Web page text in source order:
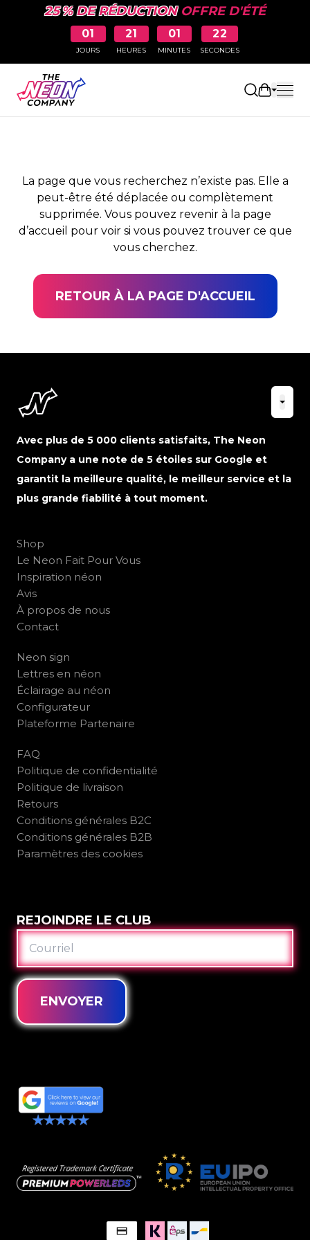
25 % DE RÉDUCTIONOFFRE D'ÉTÉ
01
JOURS
21
HEURES
01
MINUTES
22
SECONDES
Ouvrir le
PAGE NON TROUVÉE
La page que vous recherchez n’existe pas. Elle a
peut-être été déplacée ou complètement
supprimée. Vous pouvez revenir à la page
d’accueil pour voir si vous pouvez trouver ce que
vous cherchez.
RETOUR À LA PAGE D'ACCUEIL
Avec plus de 5 000 clients satisfaits, The Neon
Company a une note de 5 étoiles sur Google et
garantit la meilleure qualité, le meilleur service et la
plus grande fiabilité à tout moment.
Shop
Le Neon Fait Pour Vous
Inspiration néon
Avis
À propos de nous
Contact
Neon sign
Lettres en néon
Éclairage au néon
Configurateur
Plateforme Partenaire
FAQ
Politique de confidentialité
Politique de livraison
Retours
Conditions générales B2C
Conditions générales B2B
Paramètres des cookies
REJOINDRE LE CLUB
COURRIEL
ENVOYER